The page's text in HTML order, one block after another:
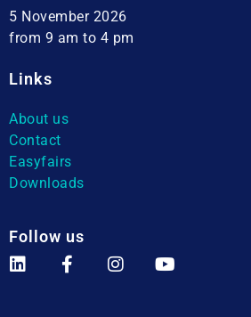
5 November 2026
from 9 am to 4 pm
Links
About us
Contact
Easyfairs
Downloads
Follow us